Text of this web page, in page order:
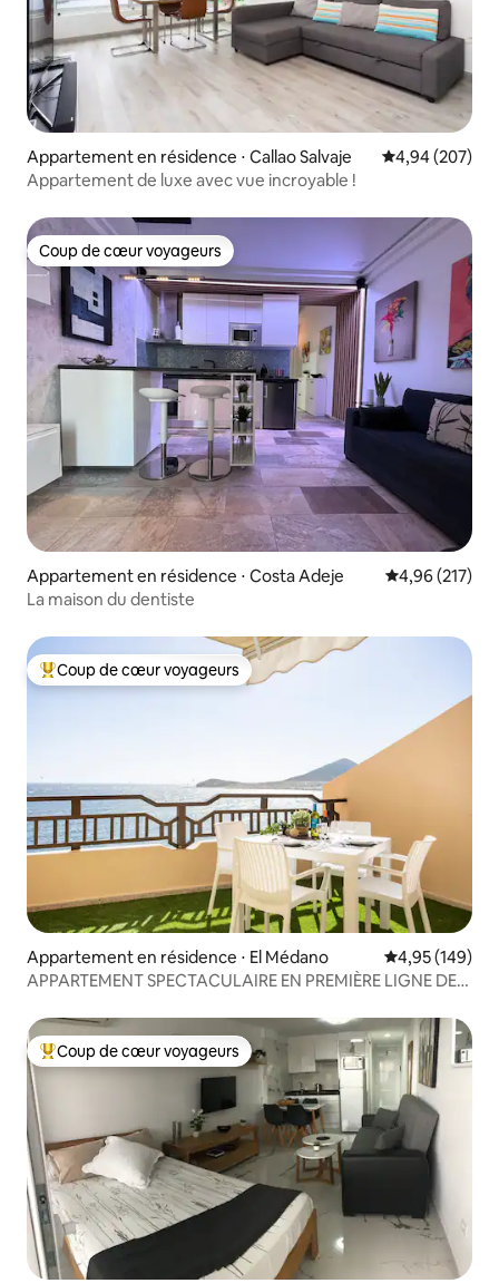
Appartement en résidence ⋅ Callao Salvaje Évaluation
4,94 (207)
Appartement de luxe avec vue incroyable !
Coup de cœur voyageurs
Coup de cœur voyageurs
Appartement en résidence ⋅ Costa Adeje Évaluation
4,96 (217)
La maison du dentiste
Coups de cœur voyageurs les plus appréciés
Coup de cœur voyageurs
Appartement en résidence ⋅ El Médano Évaluation
4,95 (149)
APPARTEMENT SPECTACULAIRE EN PREMIÈRE LIGNE DE
Coups de cœur voyageurs les plus appréciés
Coup de cœur voyageurs